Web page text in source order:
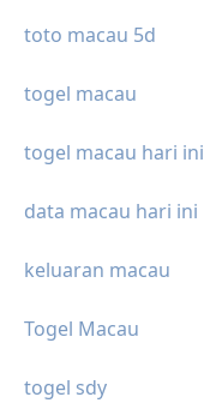
toto macau 5d
togel macau
togel macau hari ini
data macau hari ini
keluaran macau
Togel Macau
togel sdy